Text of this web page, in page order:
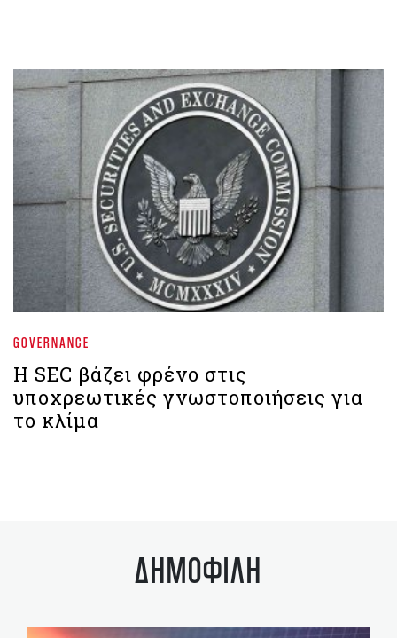
GOVERNANCE
Η SEC βάζει φρένο στις
υποχρεωτικές γνωστοποιήσεις για
το κλίμα
ΔΗΜΟΦΙΛΗ